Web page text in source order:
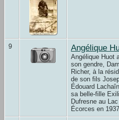
9 Angélique
Angélique Huot
son gendre,
Richer, à la
de son fils
Édouard
sa belle-fille
Dufresne au
Écorces en 1937